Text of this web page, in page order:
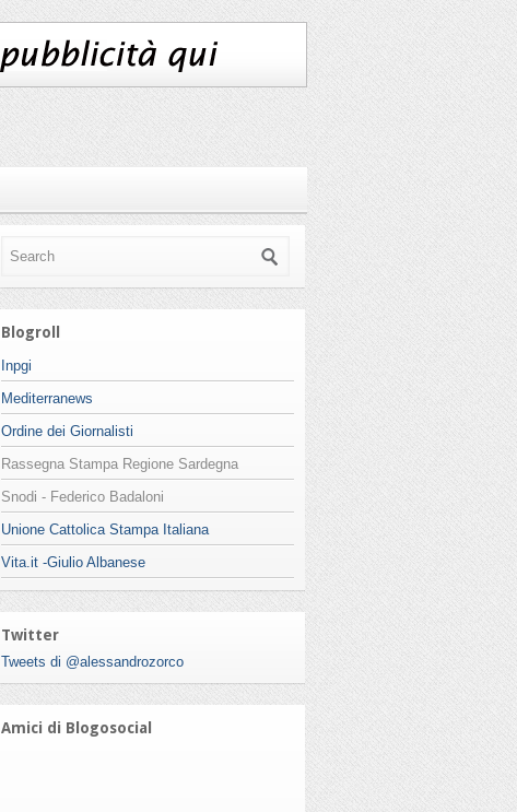
Blogroll
Inpgi
Mediterranews
Ordine dei Giornalisti
Rassegna Stampa Regione Sardegna
Snodi - Federico Badaloni
Unione Cattolica Stampa Italiana
Vita.it -Giulio Albanese
Twitter
Tweets di @alessandrozorco
Amici di Blogosocial